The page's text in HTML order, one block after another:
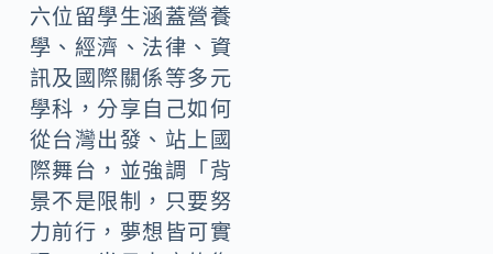
六位留學生涵蓋營養
學、經濟、法律、資
訊及國際關係等多元
學科，分享自己如何
從台灣出發、站上國
際舞台，並強調「背
景不是限制，只要努
力前行，夢想皆可實